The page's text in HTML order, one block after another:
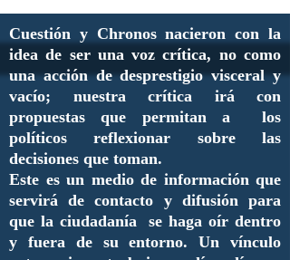
Cuestión y Chronos nacieron con la
idea de ser una voz crítica, no como
una acción de desprestigio visceral y
vacío; nuestra crítica irá con
propuestas que permitan a los
políticos reflexionar sobre las
decisiones que toman.
Este es un medio de información que
servirá de contacto y difusión para
que la ciudadanía se haga oír dentro
y fuera de su entorno. Un vínculo